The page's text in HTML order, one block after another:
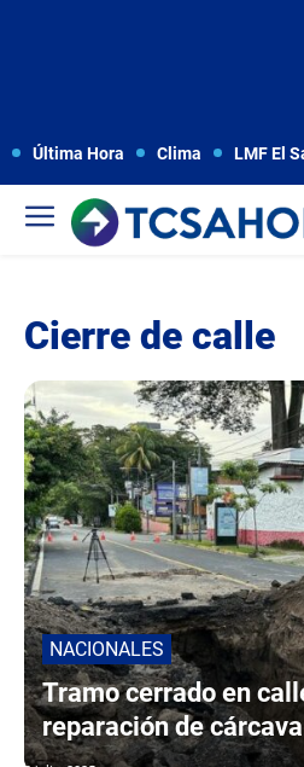
Última Hora Clima LMF El
Cierre de calle
NACIONALES
Tramo cerrado en
reparación de cárcava